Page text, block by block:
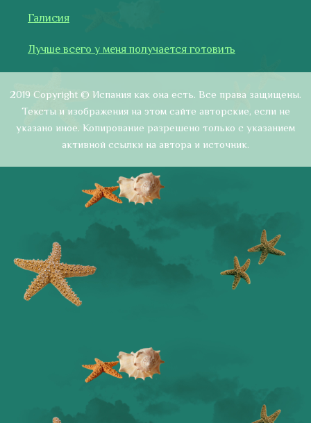
Галисия
Лучше всего у меня получается готовить
2019 Copyright © Испания как она есть. Все права защищены.
Тексты и изображения на этом сайте авторские, если не
указано иное. Копирование разрешено только с указанием
активной ссылки на автора и источник.